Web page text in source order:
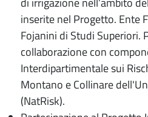
inserite nel Progetto. Ente
Fojanini di Studi Superiori.
collaborazione con
Interdipartimentale sui
Montano e Collinare
(NatRisk).